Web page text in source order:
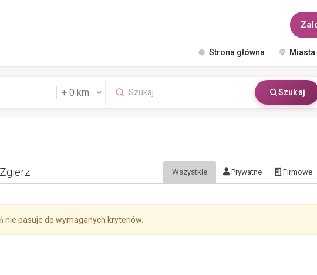
Strona główna Miasta
Szukaj
Wszystkie Prywatne Firmowe
nie pasuje do wymaganych kryteriów.